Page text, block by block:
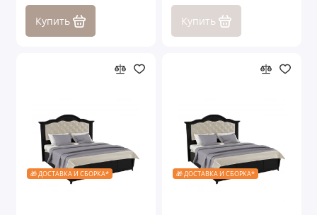
Купить Купить
🎁 ДОСТАВКА И СБОРКА* 🎁 ДОСТАВКА И СБОРКА*